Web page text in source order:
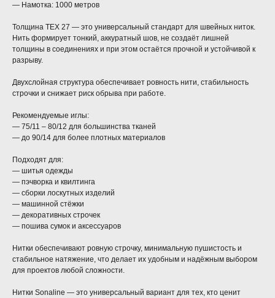
— Намотка: 1000 метров
Толщина TEX 27 — это универсальный стандарт для швейных ниток.
Нить формирует тонкий, аккуратный шов, не создаёт лишней
толщины в соединениях и при этом остаётся прочной и устойчивой к
разрыву.
Двухслойная структура обеспечивает ровность нити, стабильность
строчки и снижает риск обрыва при работе.
Рекомендуемые иглы:
— 75/11 – 80/12 для большинства тканей
— до 90/14 для более плотных материалов
Подходят для:
— шитья одежды
— пэчворка и квилтинга
— сборки лоскутных изделий
— машинной стёжки
— декоративных строчек
— пошива сумок и аксессуаров
Нитки обеспечивают ровную строчку, минимальную пушистость и
стабильное натяжение, что делает их удобным и надёжным выбором
для проектов любой сложности.
Нитки Sonaline — это универсальный вариант для тех, кто ценит